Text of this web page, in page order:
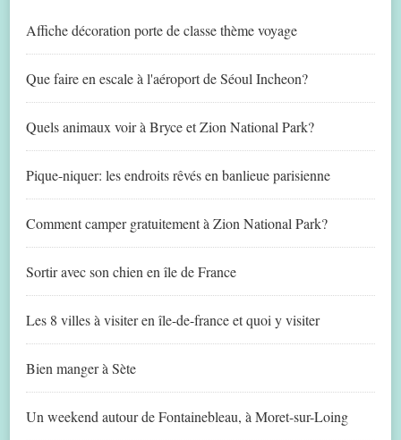
Affiche décoration porte de classe thème voyage
Que faire en escale à l'aéroport de Séoul Incheon?
Quels animaux voir à Bryce et Zion National Park?
Pique-niquer: les endroits rêvés en banlieue parisienne
Comment camper gratuitement à Zion National Park?
Sortir avec son chien en île de France
Les 8 villes à visiter en île-de-france et quoi y visiter
Bien manger à Sète
Un weekend autour de Fontainebleau, à Moret-sur-Loing